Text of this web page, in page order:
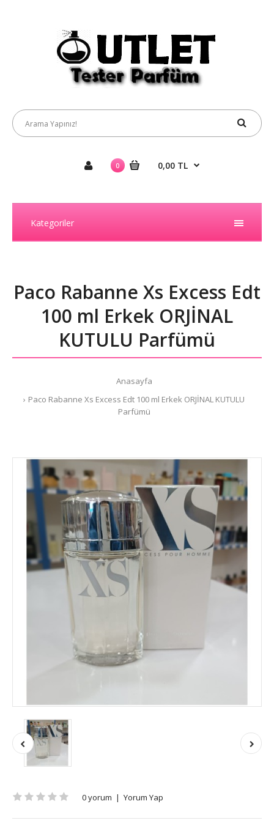
0 0,00 TL
Kategoriler
Paco Rabanne Xs Excess Edt
100 ml Erkek ORJİNAL
KUTULU Parfümü
Anasayfa
Paco Rabanne Xs Excess Edt 100 ml Erkek ORJİNAL KUTULU
Parfümü
0 yorum | Yorum Yap